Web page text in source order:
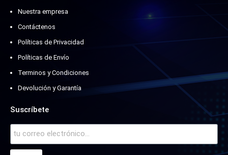
Nuestra empresa
Contáctenos
Políticas de Privacidad
Políticas de Envío
Terminos y Condiciones
Devolución y Garantía
Suscríbete